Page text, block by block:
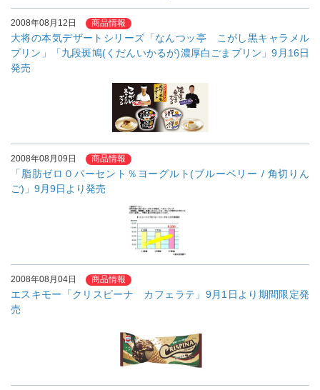
2008年08月12日 商品情報
大将の本気デザートシリーズ「なんつッ亭 こがし黒キャラメル
プリン」「九段斑鳩(くだんいかるが)濃厚白ごまプリン」9月16日
発売
2008年08月09日 商品情報
「脂肪ゼロ０パーセント％ヨーグルト(ブルーベリー / 角切りん
ご)」9月9日より発売
2008年08月04日 商品情報
エスキモー「クリスピーナ カフェラテ」9月1日より期間限定発
売